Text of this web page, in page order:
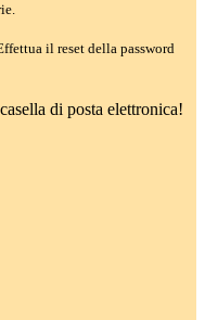
il reset della password
di posta elettronica!